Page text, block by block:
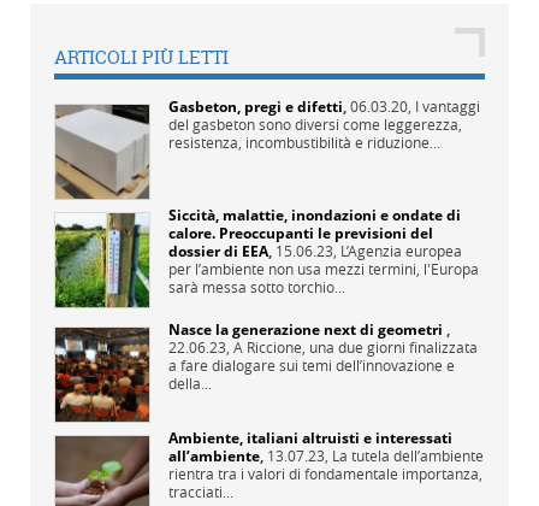
ARTICOLI PIÙ LETTI
Gasbeton, pregi e difetti,06.03.20, I vantaggi
del gasbeton sono diversi come leggerezza,
resistenza, incombustibilità e riduzione...
Siccità, malattie, inondazioni e ondate di
calore. Preoccupanti le previsioni del
dossier di EEA, 15.06.23, L’Agenzia europea
per l’ambiente non usa mezzi termini, l'Europa
sarà messa sotto torchio...
Nasce la generazione next di geometri ,
22.06.23, A Riccione, una due giorni finalizzata
a fare dialogare sui temi dell’innovazione e
della...
Ambiente, italiani altruisti e interessati
all’ambiente, 13.07.23, La tutela dell’ambiente
rientra tra i valori di fondamentale importanza,
tracciati...